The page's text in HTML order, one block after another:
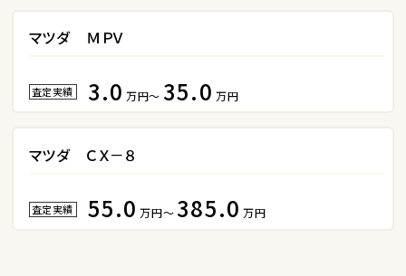
3
ＳＵＶ・クロカン
マツダ ＭＰＶ
査定実績 3.0 万円～ 35.0 万円
マツダ ＣＸ－８
査定実績 55.0 万円～ 385.0 万円